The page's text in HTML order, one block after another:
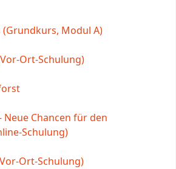
Modul A)
Ort-Schulung)
Chancen für den
Schulung)
Ort-Schulung)